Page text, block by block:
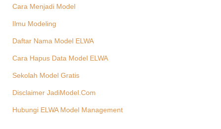
Cara Menjadi Model
Ilmu Modeling
Daftar Nama Model ELWA
Cara Hapus Data Model ELWA
Sekolah Model Gratis
Disclaimer JadiModel.Com
Hubungi ELWA Model Management